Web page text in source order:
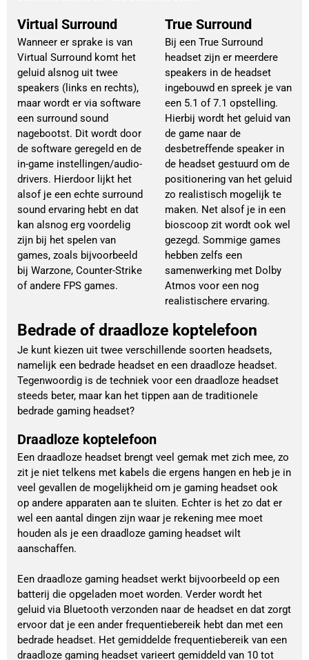
Virtual Surround
Wanneer er sprake is van
Virtual Surround komt het
geluid alsnog uit twee
speakers (links en rechts),
maar wordt er via software
een surround sound
nagebootst. Dit wordt door
de software geregeld en de
in-game instellingen/audio-
drivers. Hierdoor lijkt het
alsof je een echte surround
sound ervaring hebt en dat
kan alsnog erg voordelig
zijn bij het spelen van
games, zoals bijvoorbeeld
bij Warzone, Counter-Strike
of andere FPS games.
True Surround
Bij een True Surround
headset zijn er meerdere
speakers in de headset
ingebouwd en spreek je van
een 5.1 of 7.1 opstelling.
Hierbij wordt het geluid van
de game naar de
desbetreffende speaker in
de headset gestuurd om de
positionering van het geluid
zo realistisch mogelijk te
maken. Net alsof je in een
bioscoop zit wordt ook wel
gezegd. Sommige games
hebben zelfs een
samenwerking met Dolby
Atmos voor een nog
realistischere ervaring.
Bedrade of draadloze koptelefoon
Je kunt kiezen uit twee verschillende soorten headsets,
namelijk een bedrade headset en een draadloze headset.
Tegenwoordig is de techniek voor een draadloze headset
steeds beter, maar kan het tippen aan de traditionele
bedrade gaming headset?
Draadloze koptelefoon
Een draadloze headset brengt veel gemak met zich mee, zo
zit je niet telkens met kabels die ergens hangen en heb je in
veel gevallen de mogelijkheid om je gaming headset ook
op andere apparaten aan te sluiten. Echter is het zo dat er
wel een aantal dingen zijn waar je rekening mee moet
houden als je een draadloze gaming headset wilt
aanschaffen.
Een draadloze gaming headset werkt bijvoorbeeld op een
batterij die opgeladen moet worden. Verder wordt het
geluid via Bluetooth verzonden naar de headset en dat zorgt
ervoor dat je een ander frequentiebereik hebt dan met een
bedrade headset. Het gemiddelde frequentiebereik van een
draadloze gaming headset varieert gemiddeld van 10 tot